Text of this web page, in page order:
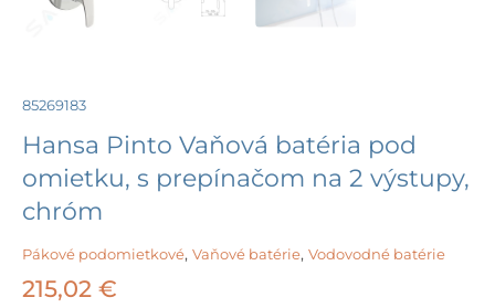
85269183
Hansa Pinto Vaňová batéria pod
omietku, s prepínačom na 2 výstupy,
chróm
Pákové podomietkové, Vaňové batérie, Vodovodné batérie
215,02 €